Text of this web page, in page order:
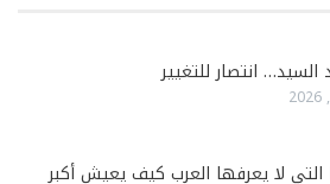
السيد… انتصار للتغيير
التي لا يعرفها العرب كيف يعيش أكبر